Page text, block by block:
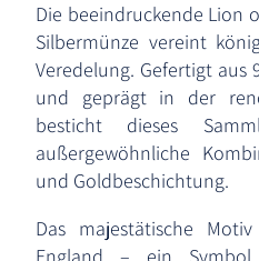
Die beeindruckende Lion
Silbermünze vereint
Veredelung. Gefertigt aus
und geprägt in der
besticht dieses
außergewöhnliche
und Goldbeschichtung.
Das majestätische